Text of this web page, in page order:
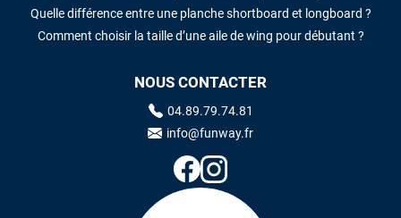
Quelle différence entre une planche shortboard et longboard ?
Comment choisir la taille d’une aile de wing pour débutant ?
NOUS CONTACTER
04.89.79.74.81
info@funway.fr